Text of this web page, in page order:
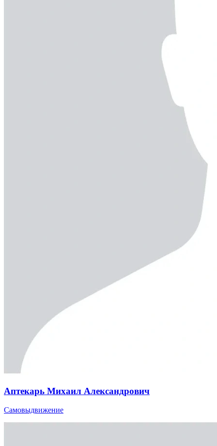
Аптекарь Михаил Александрович
Самовыдвижение